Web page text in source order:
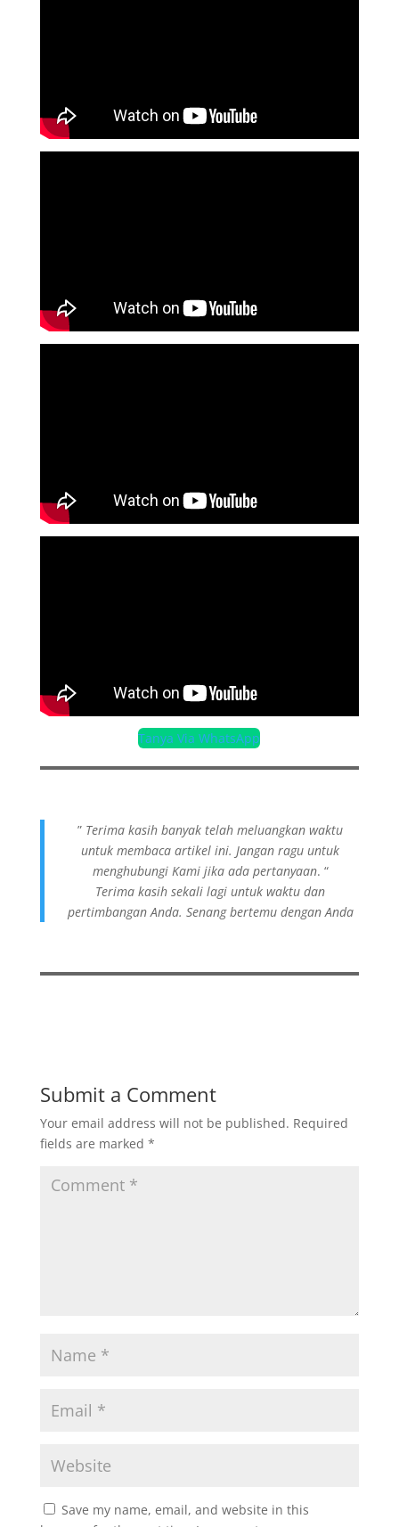
Tanya Via WhatsApp
” Terima kasih banyak telah meluangkan waktu
untuk membaca artikel ini. Jangan ragu untuk
menghubungi Kami jika ada pertanyaan. “
Terima kasih sekali lagi untuk waktu dan
pertimbangan Anda. Senang bertemu dengan Anda
Submit a Comment
Your email address will not be published. Required
fields are marked *
Save my name, email, and website in this